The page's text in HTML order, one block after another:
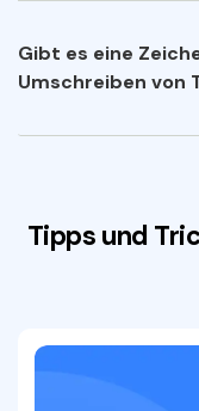
Gibt es eine
Umschreiben von
Tipps und